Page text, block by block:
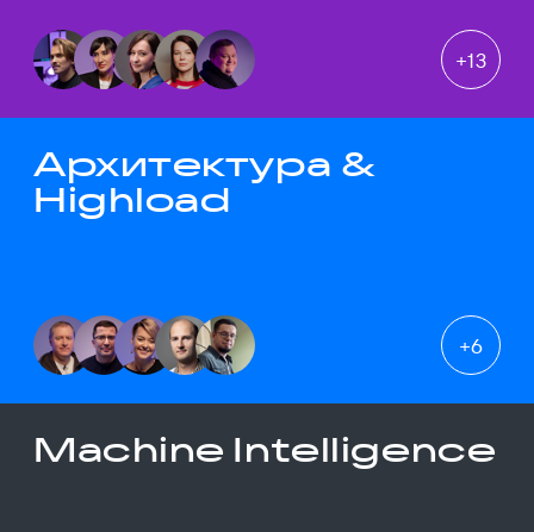
+13
Архитектура &
Highload
+6
Machine Intelligence